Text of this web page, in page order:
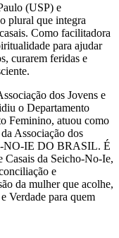
(USP) e
plural que integra
Como facilitadora
para ajudar
curarem feridas e
dos Jovens e
o Departamento
Feminino, atuou como
Associação dos
NO-IE DO BRASIL. É
Casais da Seicho-No-Ie,
e
da mulher que acolhe,
Verdade para quem